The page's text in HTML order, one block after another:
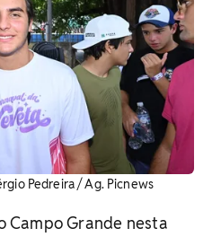
Pedreira / Ag. Picnews
Campo Grande nesta